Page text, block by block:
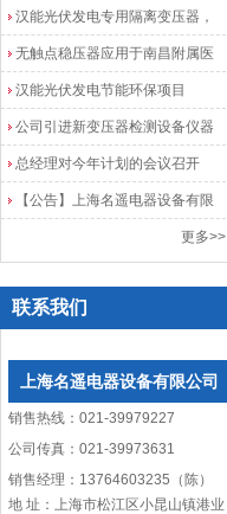
安装调试成功
汉能光伏发电专用隔离变压器，
光伏发电隔离配电柜
无触点稳压器应用于南昌附属医
院
汉能光伏发电节能环保项目
公司引进新变压器检测设备仪器
总经理对今年计划的会议召开
【公告】上海名遥电器设备有限
更多>>
联系我们
上海名遥电器设备有限公司
销售热线：021-39979227
公司传真：021-39973631
销售经理：13764603235（陈）
地 址：上海市松江区小昆山镇港业